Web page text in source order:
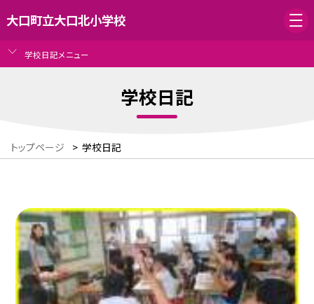
大口町立大口北小学校
学校日記メニュー
学校日記
トップページ > 学校日記